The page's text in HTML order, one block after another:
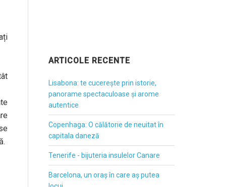
ARTICOLE RECENTE
Lisabona: te cucerește prin istorie,
panorame spectaculoase și arome
autentice
Copenhaga: O călătorie de neuitat în
capitala daneză
Tenerife - bijuteria insulelor Canare
Barcelona, un oraș în care aș putea